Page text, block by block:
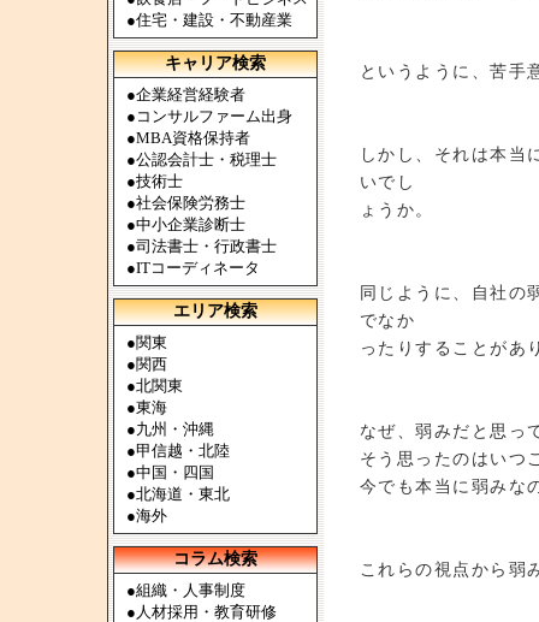
●住宅・建設・不動産業
キャリア検索
●企業経営経験者
● コンサルファーム出身
●MBA資格保持者
●公認会計士・税理士
●技術士
●社会保険労務士
●中小企業診断士
●司法書士・行政書士
●ITコーディネータ
エリア検索
●関東
●関西
●北関東
●東海
●九州・沖縄
●甲信越・北陸
●中国・四国
●北海道・東北
●海外
コラム検索
●組織・人事制度
●人材採用・教育研修
というように、苦手
しかし、それは本当
いでし
ょうか。
同じように、自社の
でなか
ったりすることがあ
なぜ、弱みだと思っ
そう思ったのはいつ
今でも本当に弱みな
これらの視点から弱